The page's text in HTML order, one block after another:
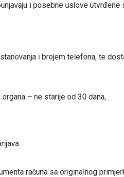
i posebne uslove
i brojem telefona, te
– ne starije od 30 dana,
računa sa originalnog